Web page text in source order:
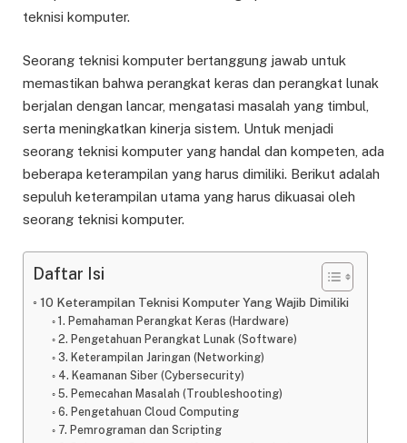
teknisi komputer.
Seorang teknisi komputer bertanggung jawab untuk
memastikan bahwa perangkat keras dan perangkat lunak
berjalan dengan lancar, mengatasi masalah yang timbul,
serta meningkatkan kinerja sistem. Untuk menjadi
seorang teknisi komputer yang handal dan kompeten, ada
beberapa keterampilan yang harus dimiliki. Berikut adalah
sepuluh keterampilan utama yang harus dikuasai oleh
seorang teknisi komputer.
Daftar Isi
10 Keterampilan Teknisi Komputer Yang Wajib Dimiliki
1. Pemahaman Perangkat Keras (Hardware)
2. Pengetahuan Perangkat Lunak (Software)
3. Keterampilan Jaringan (Networking)
4. Keamanan Siber (Cybersecurity)
5. Pemecahan Masalah (Troubleshooting)
6. Pengetahuan Cloud Computing
7. Pemrograman dan Scripting